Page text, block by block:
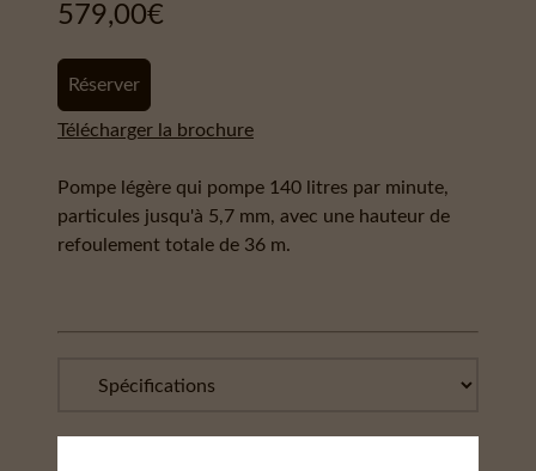
579,00€
Réserver
Télécharger la brochure
Pompe légère qui pompe 140 litres par minute,
particules jusqu'à 5,7 mm, avec une hauteur de
refoulement totale de 36 m.